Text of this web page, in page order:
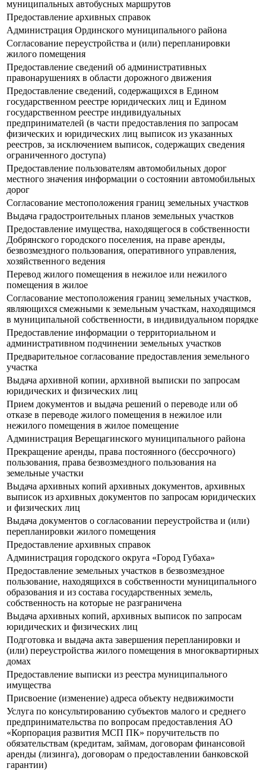
муниципальных автобусных маршрутов
Предоставление архивных справок
Администрация Ординского муниципального района
Согласование переустройства и (или) перепланировки
жилого помещения
Предоставление сведений об административных
правонарушениях в области дорожного движения
Предоставление сведений, содержащихся в Едином
государственном реестре юридических лиц и Едином
государственном реестре индивидуальных
предпринимателей (в части предоставления по запросам
физических и юридических лиц выписок из указанных
реестров, за исключением выписок, содержащих сведения
ограниченного доступа)
Предоставление пользователям автомобильных дорог
местного значения информации о состоянии автомобильных
дорог
Согласование местоположения границ земельных участков
Выдача градостроительных планов земельных участков
Предоставление имущества, находящегося в собственности
Добрянского городского поселения, на праве аренды,
безвозмездного пользования, оперативного управления,
хозяйственного ведения
Перевод жилого помещения в нежилое или нежилого
помещения в жилое
Согласование местоположения границ земельных участков,
являющихся смежными к земельным участкам, находящимся
в муниципальной собственности, в индивидуальном порядке
Предоставление информации о территориальном и
административном подчинении земельных участков
Предварительное согласование предоставления земельного
участка
Выдача архивной копии, архивной выписки по запросам
юридических и физических лиц
Прием документов и выдача решений о переводе или об
отказе в переводе жилого помещения в нежилое или
нежилого помещения в жилое помещение
Администрация Верещагинского муниципального района
Прекращение аренды, права постоянного (бессрочного)
пользования, права безвозмездного пользования на
земельные участки
Выдача архивных копий архивных документов, архивных
выписок из архивных документов по запросам юридических
и физических лиц
Выдача документов о согласовании переустройства и (или)
перепланировки жилого помещения
Предоставление архивных справок
Администрация городского округа «Город Губаха»
Предоставление земельных участков в безвозмездное
пользование, находящихся в собственности муниципального
образования и из состава государственных земель,
собственность на которые не разграничена
Выдача архивных копий, архивных выписок по запросам
юридических и физических лиц
Подготовка и выдача акта завершения перепланировки и
(или) переустройства жилого помещения в многоквартирных
домах
Предоставление выписки из реестра муниципального
имущества
Присвоение (изменение) адреса объекту недвижимости
Услуга по консультированию субъектов малого и среднего
предпринимательства по вопросам предоставления АО
«Корпорация развития МСП ПК» поручительств по
обязательствам (кредитам, займам, договорам финансовой
аренды (лизинга), договорам о предоставлении банковской
гарантии)